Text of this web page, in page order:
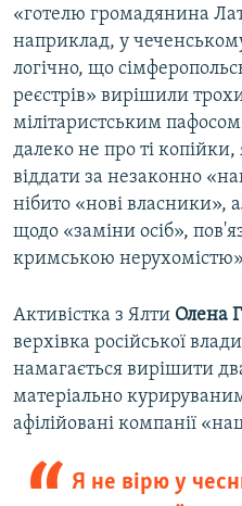
«готелю громадянина
наприклад, у
логічно, що
реєстрів» вирішили
мілітаристським
далеко не про ті
віддати за незаконно
нібито «нові власники»,
щодо «заміни осіб»,
кримською
Активістка з Ялти Олена
верхівка російської
намагається вирішити
матеріально
афілійовані компанії
Я не вірю у